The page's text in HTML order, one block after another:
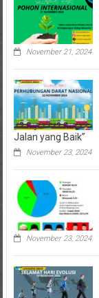
November 21, 2024
Jalan yang Baik”
November 23, 2024
November 23, 2024